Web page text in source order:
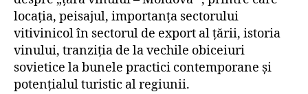
locația, peisajul, importanța sectorului
vitivinicol în sectorul de export al țării, istoria
vinului, tranziția de la vechile obiceiuri
sovietice la bunele practici contemporane și
potențialul turistic al regiunii.